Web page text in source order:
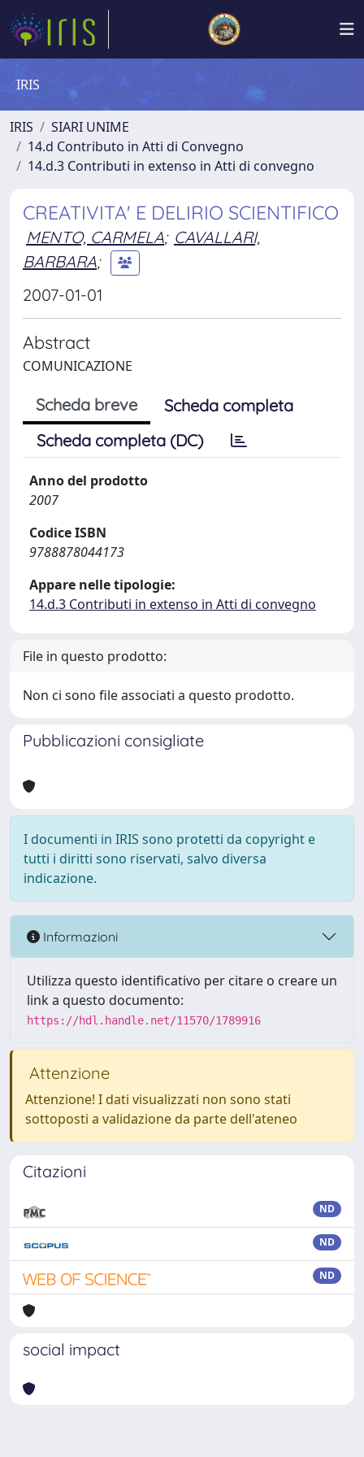
IRIS
IRIS
SIARI UNIME
14.d Contributo in Atti di Convegno
14.d.3 Contributi in extenso in Atti di convegno
CREATIVITA' E DELIRIO SCIENTIFICO
MENTO, CARMELA; CAVALLARI,
BARBARA;
2007-01-01
Abstract
COMUNICAZIONE
Scheda breve
Scheda completa
Scheda completa (DC)
Anno del prodotto
2007
Codice ISBN
9788878044173
Appare nelle tipologie:
14.d.3 Contributi in extenso in Atti di convegno
File in questo prodotto:
Non ci sono file associati a questo prodotto.
Pubblicazioni consigliate
I documenti in IRIS sono protetti da copyright e
tutti i diritti sono riservati, salvo diversa
indicazione.
Informazioni
Utilizza questo identificativo per citare o creare un
link a questo documento:
https://hdl.handle.net/11570/1789916
Attenzione
Attenzione! I dati visualizzati non sono stati
sottoposti a validazione da parte dell'ateneo
Citazioni
ND
ND
ND
social impact